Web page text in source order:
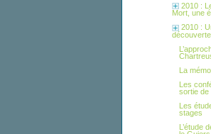
2010 :
Mort, une
2010 :
La
Les
sortie de
Les
stages
L’étude